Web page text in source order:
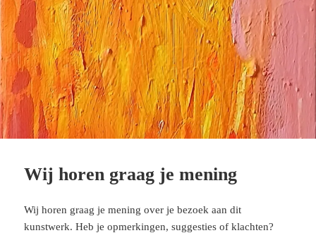
Wij horen graag je mening
Wij horen graag je mening over je bezoek aan dit
kunstwerk. Heb je opmerkingen, suggesties of klachten?